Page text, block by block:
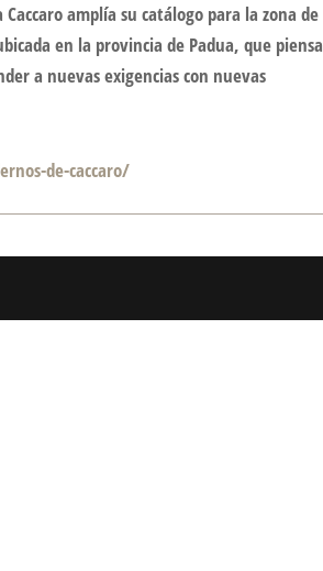
amplía su catálogo para la zona de
en la provincia de Padua, que piensa
a nuevas exigencias con nuevas
de-caccaro/